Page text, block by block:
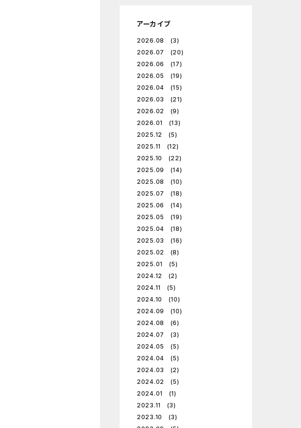
アーカイブ
2026.08 (3)
2026.07 (20)
2026.06 (17)
2026.05 (19)
2026.04 (15)
2026.03 (21)
2026.02 (9)
2026.01 (13)
2025.12 (5)
2025.11 (12)
2025.10 (22)
2025.09 (14)
2025.08 (10)
2025.07 (18)
2025.06 (14)
2025.05 (19)
2025.04 (18)
2025.03 (16)
2025.02 (8)
2025.01 (5)
2024.12 (2)
2024.11 (5)
2024.10 (10)
2024.09 (10)
2024.08 (6)
2024.07 (3)
2024.05 (5)
2024.04 (5)
2024.03 (2)
2024.02 (5)
2024.01 (1)
2023.11 (3)
2023.10 (3)